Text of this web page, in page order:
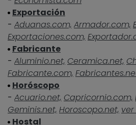
Exportación
- Aduanas.com, Armador.com,
Exportaciones.com,
Fabricante
- Aluminio.net, Ceramica.net,
Fabricante.com,
Horóscopo
- Acuario.net, Capricornio.com,
Geminis.net, Horoscopo.net, ver
Hostal